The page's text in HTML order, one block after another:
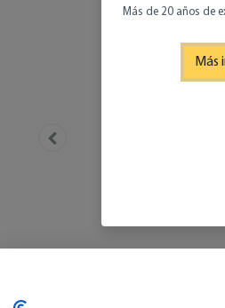
Más de 20 años de
Más